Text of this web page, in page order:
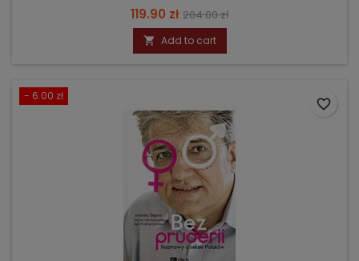
Price
119.90 zł Regular
price
204.00 zł
 Add to cart
- 6.00 zł
favorite_border